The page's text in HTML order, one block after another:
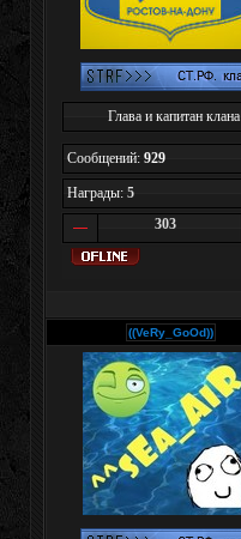
Глава и капитан клана
Сообщений: 929
Награды: 5
303
((VeRy_GoOd))